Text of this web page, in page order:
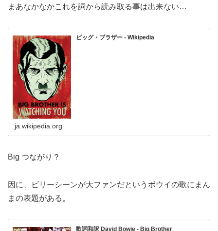
まあなかなかこれを詞から読み取る事は出来ない…
ビッグ・ブラザー - Wikipedia
ja.wikipedia.org
Big つながり？
因に、ビリーシーンが大ファンだというボウイの歌にまん
まの表題がある。
歌詞和訳 David Bowie - Big Brother